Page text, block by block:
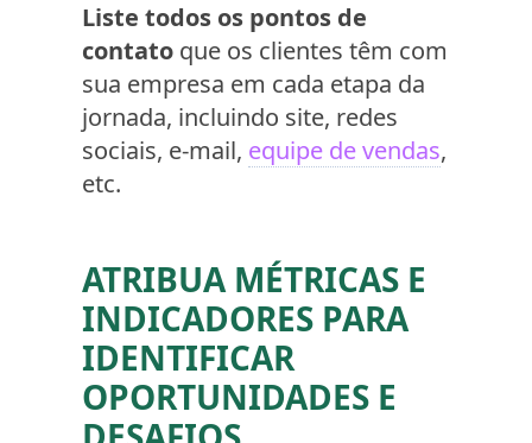
Liste todos os pontos de
contato que os clientes têm com
sua empresa em cada etapa da
jornada, incluindo site, redes
sociais, e-mail, equipe de vendas,
etc.
ATRIBUA MÉTRICAS E
INDICADORES PARA
IDENTIFICAR
OPORTUNIDADES E